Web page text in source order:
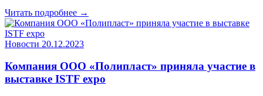
Читать подробнее →
Новости 20.12.2023
Компания ООО «Полипласт» приняла участие в
выставке ISTF expo